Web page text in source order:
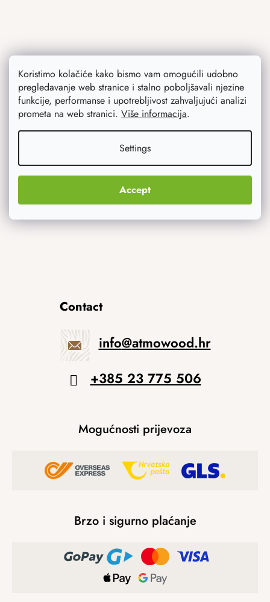
Koristimo kolačiće kako bismo vam omogućili udobno
pregledavanje web stranice i stalno poboljšavali njezine
funkcije, performanse i upotrebljivost zahvaljujući analizi
prometa na web stranici. Više informacija.
Settings
Accept
Ono što vas najviše zanima
Contact
info@atmowood.hr
+385 23 775 506
Mogućnosti prijevoza
Brzo i sigurno plaćanje